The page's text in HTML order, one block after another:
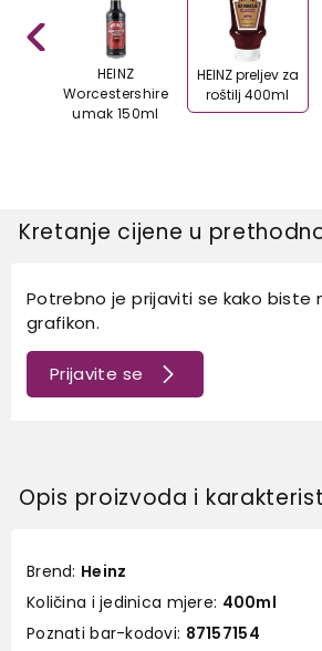
HEINZ
Worcestershire
umak 150ml
HEINZ preljev za
roštilj 400ml
Kretanje cijene u
Potrebno je prijaviti se kako biste
grafikon.
Prijavite se
Opis proizvoda i
Brend: Heinz
Količina i jedinica mjere: 400ml
Poznati bar-kodovi: 87157154